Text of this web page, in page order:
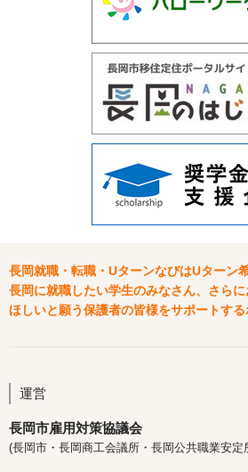
長岡就職・転職・UターンなびはUターン
長岡に就職したい学生のみなさん、さら
ほしいと願う保護者の皆様をサポートする
運営
長岡市雇用対策協議会
(長岡市・長岡商工会議所・長岡公共職業安